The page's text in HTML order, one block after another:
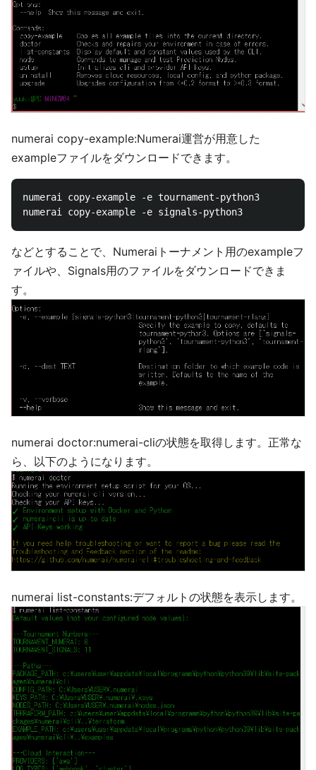
numerai copy-example:Numerai運営が用意した
exampleファイルをダウンロードできます。
numerai copy-example -e tournament-python3
などとすることで、Numeraiトーナメント用のexampleフ
ァイルや、Signals用のファイルをダウンロードできま
す。
numerai doctor:numerai-cliの状態を取得します。正常な
ら、以下のようになります。
numerai list-constants:デフォルトの状態を表示します。